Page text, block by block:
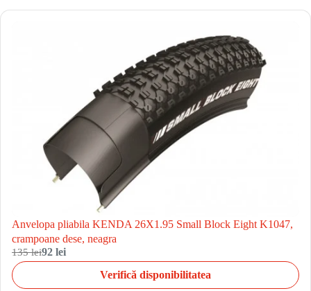
Anvelopa pliabila KENDA 26X1.95 Small Block Eight K1047,
crampoane dese, neagra
135 lei92 lei
Verifică disponibilitatea